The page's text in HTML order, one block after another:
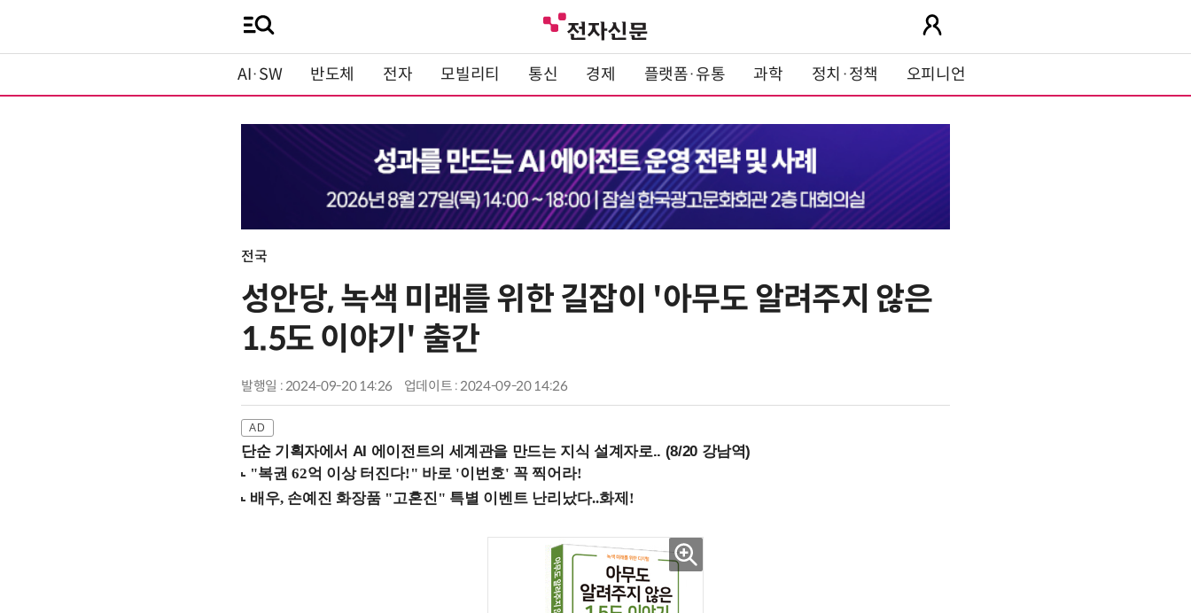
AI·SW 반도체 전자 모빌리티 통신 경제 플랫폼·유통 과학 정치·정책 오피니언
전국
성안당, 녹색 미래를 위한 길잡이 '아무도 알려주지 않은
1.5도 이야기' 출간
발행일 : 2024-09-20 14:26 업데이트 : 2024-09-20 14:26
단순 기획자에서 AI 에이전트의 세계관을 만드는 지식 설계자로.. (8/20 강남역)